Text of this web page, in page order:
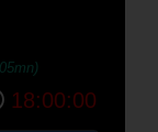
18:00:00